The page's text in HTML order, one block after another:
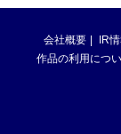
会社概要 IR
作品の利用につ